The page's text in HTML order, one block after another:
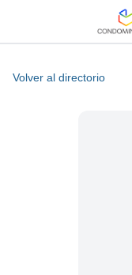
Volver al directorio